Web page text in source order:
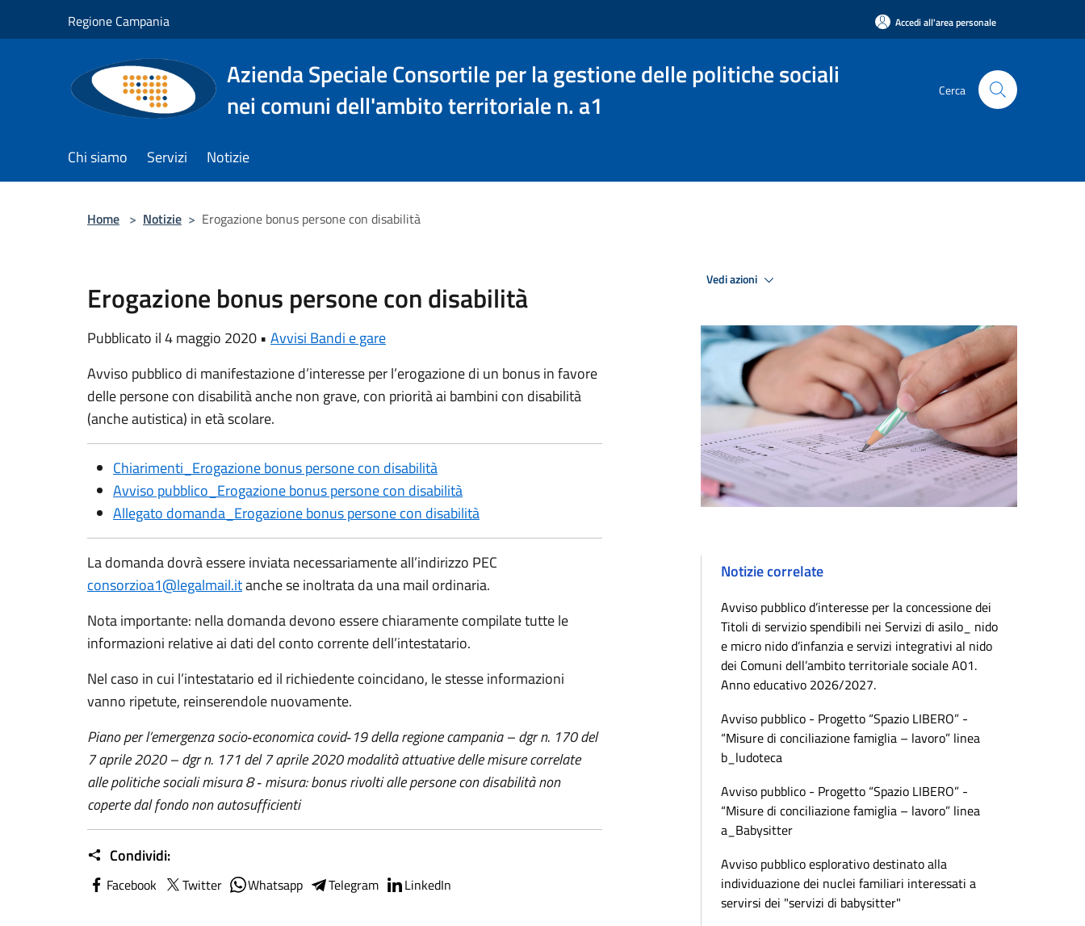
Regione Campania Accedi all'area personale
Azienda Speciale Consortile per la gestione delle politiche sociali
nei comuni dell'ambito territoriale n. a1
Cerca
Chi siamo Servizi Notizie
Home > Notizie > Erogazione bonus persone con disabilità
Erogazione bonus persone con disabilità
Pubblicato il 4 maggio 2020 • Avvisi Bandi e gare
Avviso pubblico di manifestazione d’interesse per l’erogazione di un bonus in favore
delle persone con disabilità anche non grave, con priorità ai bambini con disabilità
(anche autistica) in età scolare.
Chiarimenti_Erogazione bonus persone con disabilità
Avviso pubblico_Erogazione bonus persone con disabilità
Allegato domanda_Erogazione bonus persone con disabilità
La domanda dovrà essere inviata necessariamente all’indirizzo PEC
consorzioa1@legalmail.itanche se inoltrata da una mail ordinaria.
Nota importante: nella domanda devono essere chiaramente compilate tutte le
informazioni relative ai dati del conto corrente dell’intestatario.
Nel caso in cui l’intestatario ed il richiedente coincidano, le stesse informazioni
vanno ripetute, reinserendole nuovamente.
Piano per l’emergenza socio‐economica covid‐19 della regione campania – dgr n. 170 del
7 aprile 2020 – dgr n. 171 del 7 aprile 2020 modalità attuative delle misure correlate
alle politiche sociali misura 8 ‐ misura: bonus rivolti alle persone con disabilità non
coperte dal fondo non autosufficienti
Condividi:
Facebook Twitter Whatsapp Telegram LinkedIn
Vedi azioni
Notizie correlate
Avviso pubblico d’interesse per la concessione dei
Titoli di servizio spendibili nei Servizi di asilo_ nido
e micro nido d’infanzia e servizi integrativi al nido
dei Comuni dell’ambito territoriale sociale A01.
Anno educativo 2026/2027.
Avviso pubblico - Progetto “Spazio LIBERO” -
“Misure di conciliazione famiglia – lavoro” linea
b_ludoteca
Avviso pubblico - Progetto “Spazio LIBERO” -
“Misure di conciliazione famiglia – lavoro” linea
a_Babysitter
Avviso pubblico esplorativo destinato alla
individuazione dei nuclei familiari interessati a
servirsi dei "servizi di babysitter"